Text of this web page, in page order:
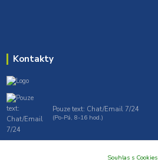
Kontakty
Pouze text: Chat/Email 7/24
(Po-Pá, 8-16 hod.)
Souhlas s Cookies